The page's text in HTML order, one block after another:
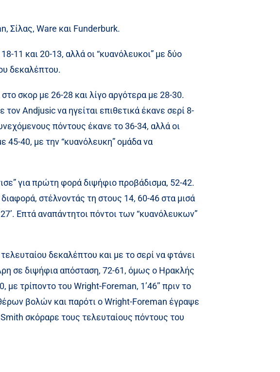
Σίλας, Ware και Funderburk.
11 και 20-13, αλλά οι “κυανόλευκοι” με δύο
δεκαλέπτου.
σκορ με 26-28 και λίγο αργότερα με 28-30.
Andjusic να ηγείται επιθετικά έκανε σερί 8-
πόντους έκανε το 36-34, αλλά οι
45-40, με την “κυανόλευκη” ομάδα να
για πρώτη φορά διψήφιο προβάδισμα, 52-42.
στέλνοντάς τη στους 14, 60-46 στα μισά
Επτά αναπάντητοι πόντοι των “κυανόλευκων”
δεκαλέπτου και με το σερί να φτάνει
σε διψήφια απόσταση, 72-61, όμως ο Ηρακλής
τρίποντο του Wright-Foreman, 1’46’’ πριν το
βολών και παρότι ο Wright-Foreman έγραψε
σκόραρε τους τελευταίους πόντους του